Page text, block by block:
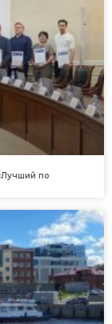
по